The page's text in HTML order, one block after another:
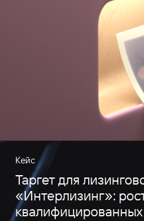
Кейс
Таргет для
«Интерлизинг»: